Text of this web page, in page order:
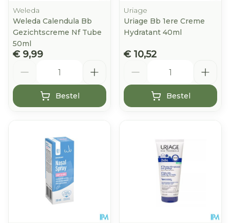
Weleda
Weleda Calendula Bb
Gezichtscreme Nf Tube
50ml
€ 9,99
Bestel
Uriage
Uriage Bb 1ere Creme
Hydratant 40ml
€ 10,52
Bestel